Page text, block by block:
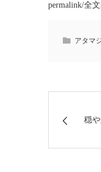
permalink/全
アタマ
穏